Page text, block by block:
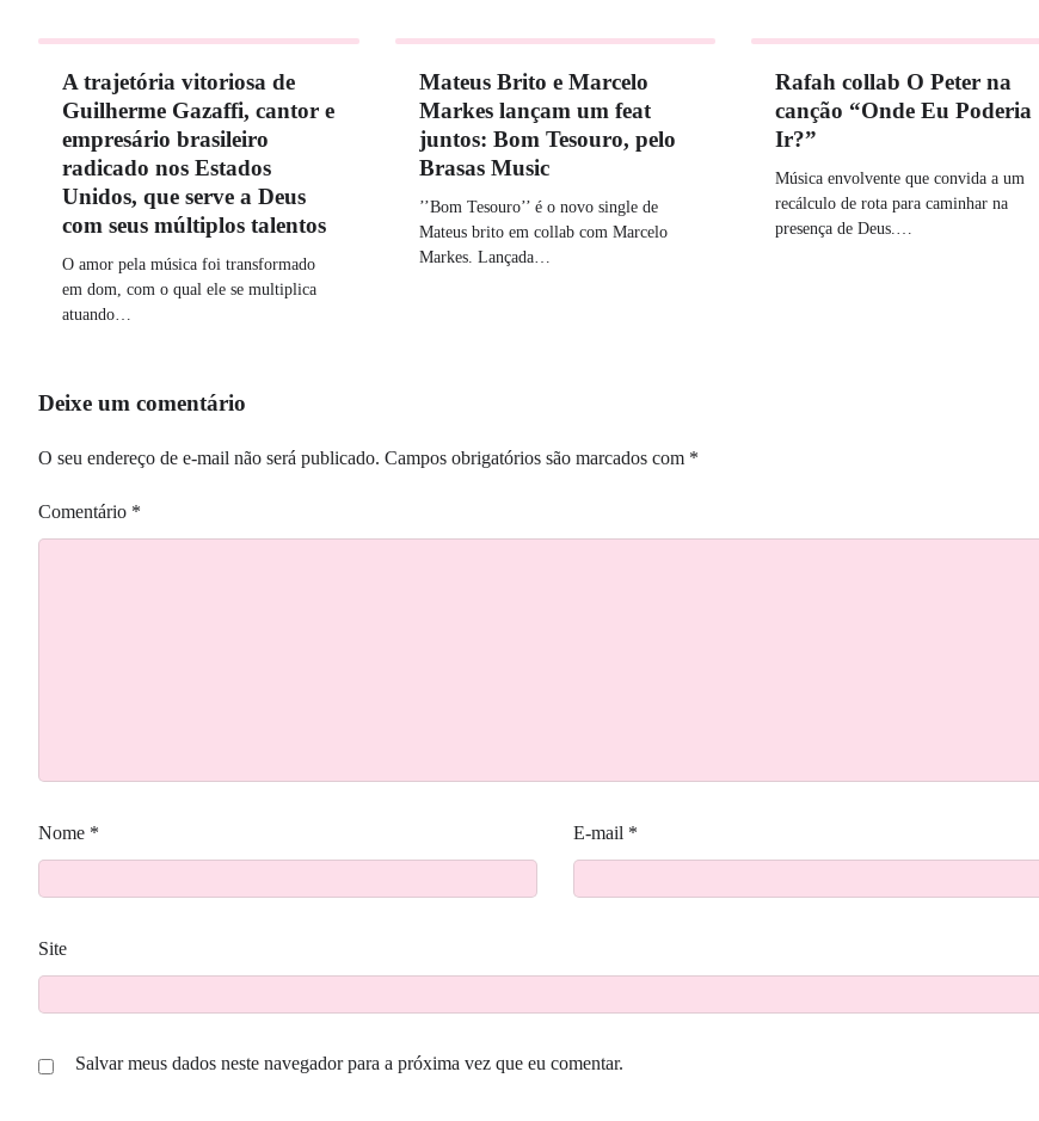
A trajetória vitoriosa de
Guilherme Gazaffi, cantor e
empresário brasileiro
radicado nos Estados
Unidos, que serve a Deus
com seus múltiplos talentos
O amor pela música foi transformado
em dom, com o qual ele se multiplica
atuando…
Mateus Brito e Marcelo
Markes lançam um feat
juntos: Bom Tesouro, pelo
Brasas Music
’’Bom Tesouro’’ é o novo single de
Mateus brito em collab com Marcelo
Markes. Lançada…
Rafah collab O Peter na
canção “Onde Eu Poderia
Ir?”
Música envolvente que convida a um
recálculo de rota para caminhar na
presença de Deus.…
Deixe um comentário
O seu endereço de e-mail não será publicado. Campos obrigatórios são marcados com *
Comentário *
Nome * E-mail *
Site
Salvar meus dados neste navegador para a próxima vez que eu comentar.